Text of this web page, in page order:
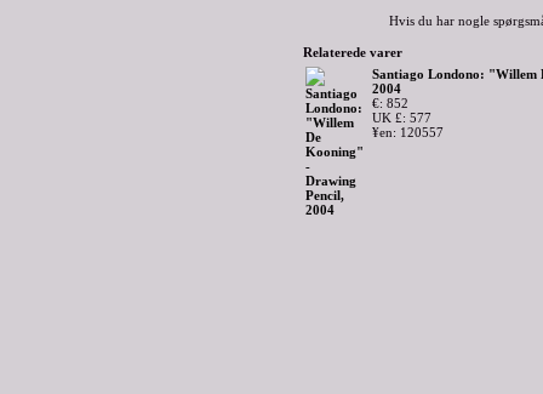
Hvis du har nogle
Relaterede varer
Santiago Londono: "Willem
2004
€: 852
UK £: 577
¥en: 120557